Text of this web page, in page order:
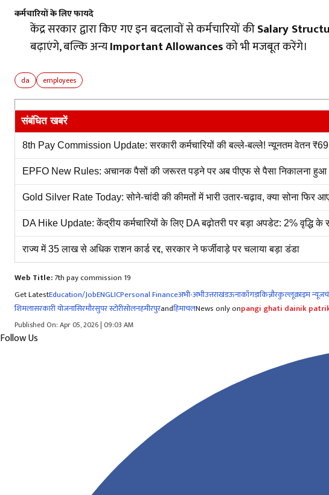
कर्मचारियों के लिए फायदे
केंद्र सरकार द्वारा किए गए इन बदलावों से कर्मचारियों कीSalary
बढ़ाएंगे, बल्कि अन्यImportant Allowancesको भी मजबूत करेंगे।
da employees
संबंधित खबरें
8th Pay Commission Update: सरकारी कर्मचारियों की बल्ले-बल्ले! न्यूनतम वेतन
EPFO New Rules: अचानक पैसों की जरूरत पड़ने पर अब पीएफ से पैसा निकालना
Gold Silver Rate Today: सोने-चांदी की कीमतों में भारी उतार-चढ़ाव, क्या सोना फिर
DA Hike Update: केंद्रीय कर्मचारियों के लिए DA बढ़ोतरी पर बड़ा अपडेट: 2% वृद्धि के
राज्य में 35 लाख से अधिक राशन कार्ड रद्द, सरकार ने फर्जीवाड़े पर चलाया बड़ा डंडा
Web Title:7th pay commission 19
Get LatestEducation/JobENGLICPersonal Financeअभी-अभीउत्तराखंडऊनाकाँगड़ाकिन्नौरकुल्लूक्राइम न्यूज
शिमलासरकारी योजनासिरमौरसुपर स्टोरीसोलनहमीरपुरandहिमाचलNews only onpangi ghati dainik
Published On: Apr 05, 2026 | 09:03 AM
Follow Us